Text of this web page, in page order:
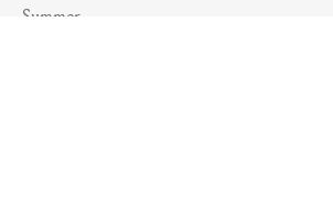
Summer